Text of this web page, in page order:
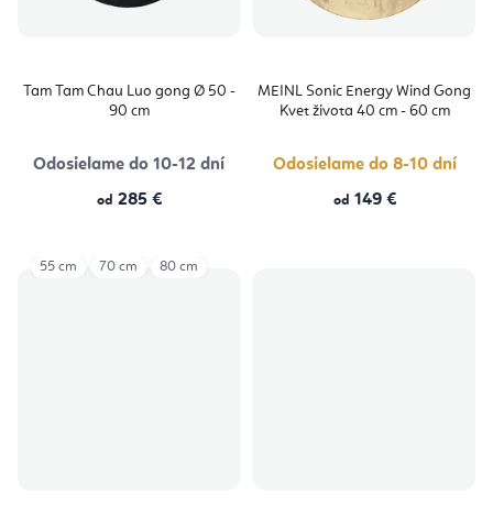
Tam Tam Chau Luo gong Ø 50 -
90 cm
Odosielame do 10-12 dní
od 285 €
MEINL Sonic Energy Wind Gong
Kvet života 40 cm - 60 cm
Odosielame do 8-10 dní
od 149 €
55 cm 70 cm 80 cm